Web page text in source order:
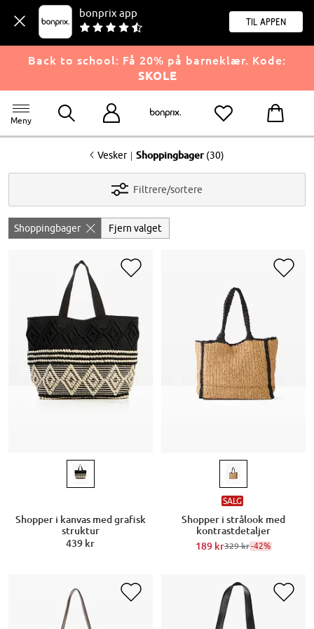
bonprix app
til appen
Back to school: Få 20% på barneklær. Kode:
SKOLE
Meny
<Vesker | Shoppingbager (30)
Filtrere/sortere
Shoppingbager Fjern valget
Shopper i kanvas med grafisk
struktur
439 kr
SALG
Shopper i strålook med
kontrastdetaljer
189 kr329 kr-42%